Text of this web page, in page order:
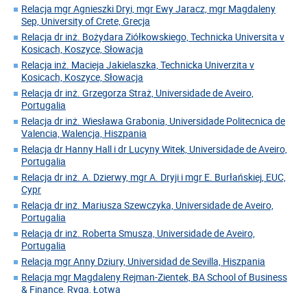
Relacja mgr Agnieszki Dryi, mgr Ewy Jaracz, mgr Magdaleny
Sep, University of Crete, Grecja
Relacja dr inż. Bożydara Ziółkowskiego, Technicka Universita v
Kosicach, Koszyce, Słowacja
Relacja inż. Macieja Jakielaszka, Technicka Univerzita v
Kosicach, Koszyce, Słowacja
Relacja dr inż. Grzegorza Straż, Universidade de Aveiro,
Portugalia
Relacja dr inż. Wiesława Grabonia, Universidade Politecnica de
Valencia, Walencja, Hiszpania
Relacja dr Hanny Hall i dr Lucyny Witek, Universidade de Aveiro,
Portugalia
Relacja dr inż. A. Dzierwy, mgr A. Dryji i mgr E. Burłańskiej, EUC,
Cypr
Relacja dr inż. Mariusza Szewczyka, Universidade de Aveiro,
Portugalia
Relacja dr inż. Roberta Smusza, Universidade de Aveiro,
Portugalia
Relacja mgr Anny Dziury, Universidad de Sevilla, Hiszpania
Relacja mgr Magdaleny Rejman-Zientek, BA School of Business
& Finance, Ryga, Łotwa